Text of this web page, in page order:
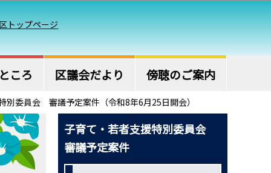
トップページ
ころ 区議会だより 傍聴のご案内
別委員会 審議予定案件（令和8年6月25日開会）
子育て・若者支援特別委員会
審議予定案件